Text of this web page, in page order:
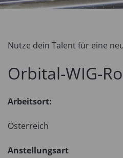
Nutze dein Talent für eine
Orbital-WIG-
Arbeitsort:
Österreich
Anstellungsart